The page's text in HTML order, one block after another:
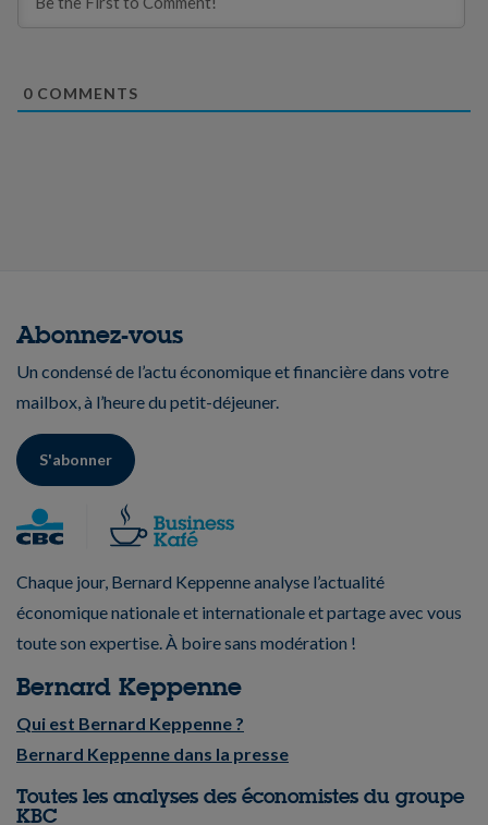
0 COMMENTS
Abonnez-vous
Un condensé de l’actu économique et financière dans votre
mailbox, à l’heure du petit-déjeuner.
S'abonner
Chaque jour, Bernard Keppenne analyse l’actualité
économique nationale et internationale et partage avec vous
toute son expertise. À boire sans modération !
Bernard Keppenne
Qui est Bernard Keppenne ?
Bernard Keppenne dans la presse
Toutes les analyses des économistes du groupe
KBC